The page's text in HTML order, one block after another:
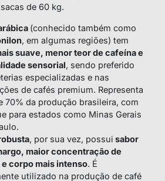
de 60 kg.
(conhecido também como
, em algumas regiões) tem
suave, menor teor de cafeína e
sensorial, sendo preferido
especializadas e nas
de cafés premium. Representa
70% da produção brasileira, com
para estados como Minas Gerais
, por sua vez, possui sabor
maior concentração de
corpo mais intenso. É
utilizado na produção de café